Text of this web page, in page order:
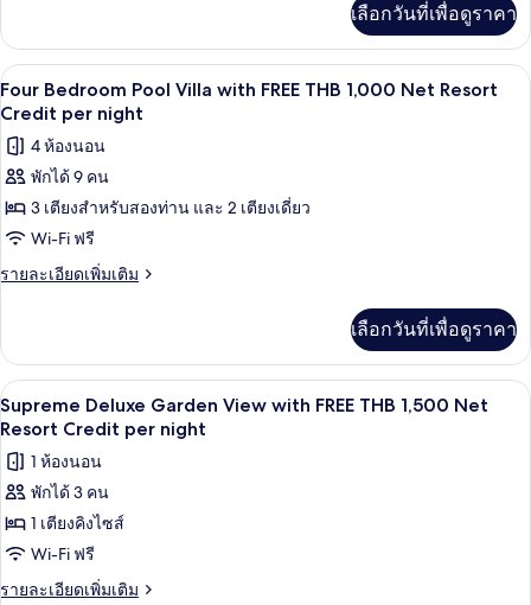
per
night
with
FREE
THB
1,000
Net
Resort
Credit
per
night
เกี่ยว
กับ
Two
Bedroom
Seawater
Pool
Villa
FREE
THB
Net
night
เลือกวันที่เพื่อดูราคา
เปิด
ภาพถ่าย
ทั้งหมด
ของ
Four
Bedroom
Pool
FREE
THB
1,000
Net
Resort
Credit
per
night
8
Four Bedroom Pool Villa with FREE THB 1,000 Net Resort
Credit per night
4 ห้องนอน
พักได้ 9 คน
3 เตียงสำหรับสองท่าน และ 2 เตียงเดี่ยว
Wi-Fi ฟรี
รายละเอียดเพิ่มเติม
ราย
เกี่ยว
กับ
Four
Bedroom
Villa
with
THB
1,000
Resort
เลือกวันที่เพื่อดูราคา
เปิด
ภาพถ่าย
ทั้งหมด
ของ
Supreme
Deluxe
Garden
มินิบาร์, ตู้นิรภัยในห้องพัก, เตารีด/โต๊ะ
6
Supreme Deluxe Garden View with FREE THB 1,500 Net
Resort Credit per night
1 ห้องนอน
พักได้ 3 คน
1 เตียงคิงไซส์
Wi-Fi ฟรี
รายละเอียดเพิ่มเติม
ราย